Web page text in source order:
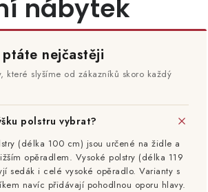
nábytek
nejčastěji
které slyšíme od zákazníků skoro každý
polstru vybrat?
(délka 100 cm) jsou určené na židle a
opěradlem. Vysoké polstry (délka 119
sedák i celé vysoké opěradlo. Varianty s
navíc přidávají pohodlnou oporu hlavy.